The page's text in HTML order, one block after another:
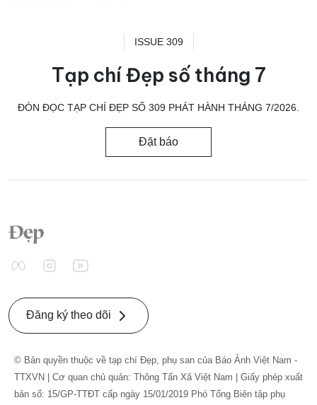
ISSUE 309
Tạp chí Đẹp số tháng 7
ĐÓN ĐỌC TẠP CHÍ ĐẸP SỐ 309 PHÁT HÀNH THÁNG 7/2026.
Đặt báo
Đăng ký theo dõi
© Bản quyền thuộc về tạp chí Đẹp, phụ san của Báo Ảnh Việt Nam -
TTXVN | Cơ quan chủ quản: Thông Tấn Xã Việt Nam | Giấy phép xuất
bản số: 15/GP-TTĐT cấp ngày 15/01/2019 Phó Tổng Biên tập phụ